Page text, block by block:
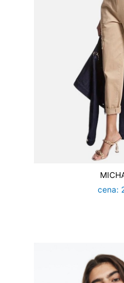
cena: